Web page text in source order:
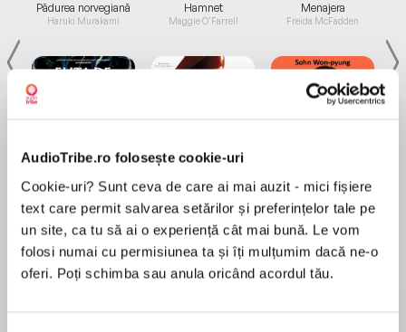
AudioTribe.ro folosește cookie-uri
Cookie-uri? Sunt ceva de care ai mai auzit - mici fișiere
text care permit salvarea setărilor și preferințelor tale pe
un site, ca tu să ai o experiență cât mai bună. Le vom
folosi numai cu permisiunea ta și îți mulțumim dacă ne-o
oferi. Poți schimba sau anula oricând acordul tău.
Pădurea norvegiană
Haruki Murakami
de...
Dani Francis
Hamnet
Maggie O'Farrell
la...
Lauren Weisberger
Menajera
Freida McFadden
Sohn Won-pyung
Despre